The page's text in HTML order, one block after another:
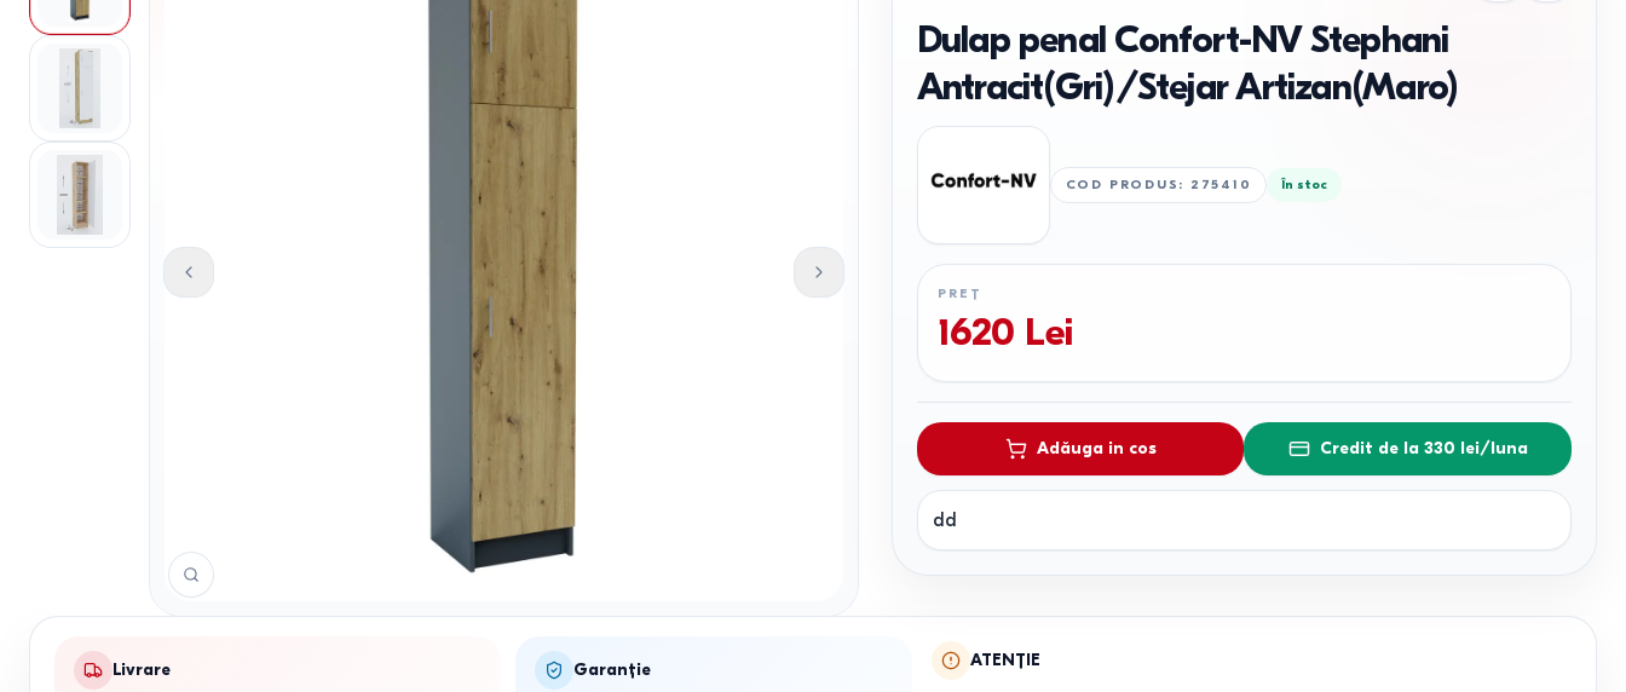
Dulap penal Confort-NV Stephani
Antracit(Gri)/Stejar Artizan(Maro)
COD PRODUS : 275410 În stoc
PREȚ
1620 Lei
Adăuga in cos Credit de la 330 lei/luna
dd
Livrare Garanție ATENȚIE